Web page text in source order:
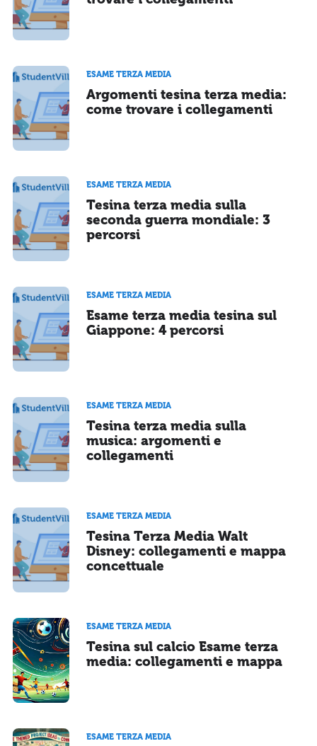
ESAME TERZA MEDIA
Argomenti tesina terza media:
come trovare i collegamenti
ESAME TERZA MEDIA
Tesina terza media sulla
seconda guerra mondiale: 3
percorsi
ESAME TERZA MEDIA
Esame terza media tesina sul
Giappone: 4 percorsi
ESAME TERZA MEDIA
Tesina terza media sulla
musica: argomenti e
collegamenti
ESAME TERZA MEDIA
Tesina Terza Media Walt
Disney: collegamenti e mappa
concettuale
ESAME TERZA MEDIA
Tesina sul calcio Esame terza
media: collegamenti e mappa
ESAME TERZA MEDIA